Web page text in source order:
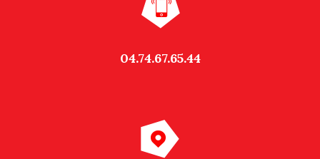
04.74.67.65.44